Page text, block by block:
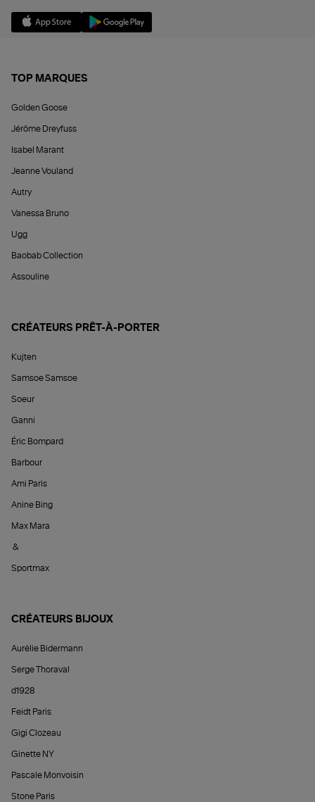
TOP MARQUES
Golden Goose
Jérôme Dreyfuss
Isabel Marant
Jeanne Vouland
Autry
Vanessa Bruno
Ugg
Baobab Collection
Assouline
CRÉATEURS PRÊT-À-PORTER
Kujten
Samsoe Samsoe
Soeur
Ganni
Éric Bompard
Barbour
Ami Paris
Anine Bing
Max Mara
&
Sportmax
CRÉATEURS BIJOUX
Aurélie Bidermann
Serge Thoraval
d1928
Feidt Paris
Gigi Clozeau
Ginette NY
Pascale Monvoisin
Stone Paris